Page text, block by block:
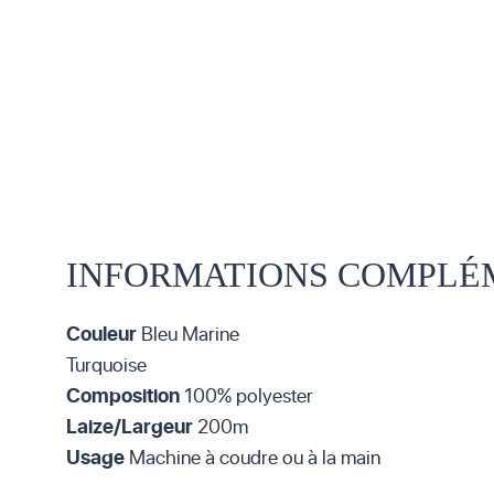
INFORMATIONS
Couleur Bleu Marine
Turquoise
Composition100% polyester
Laize/Largeur 200m
Usage Machine à coudre ou à la main